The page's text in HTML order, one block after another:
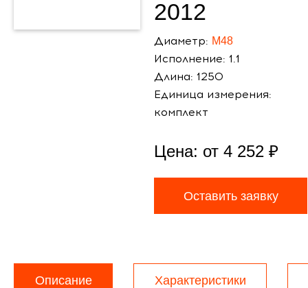
2012
Диаметр: М48
Исполнение: 1.1
Длина: 1250
Единица измерения:
комплект
Цена: от 4 252 ₽
Оставить заявку
Описание Характеристики